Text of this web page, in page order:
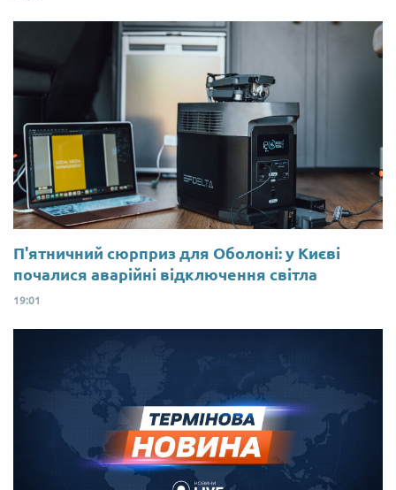
П'ятничний сюрприз для Оболоні: у Києві
почалися аварійні відключення світла
19:01